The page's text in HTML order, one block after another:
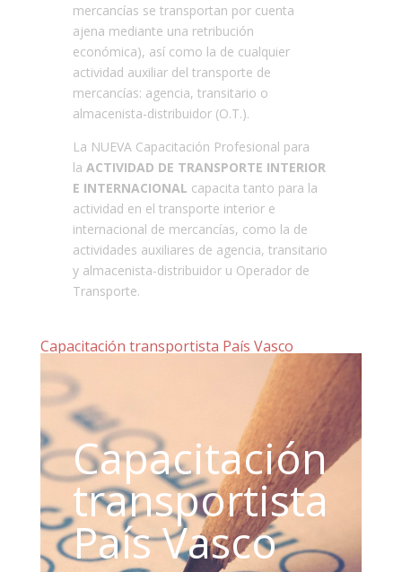
mercancías se transportan por cuenta
ajena mediante una retribución
económica), así como la de cualquier
actividad auxiliar del transporte de
mercancías: agencia, transitario o
almacenista-distribuidor (O.T.).
La NUEVA Capacitación Profesional para
la ACTIVIDAD DE TRANSPORTE INTERIOR
E INTERNACIONAL capacita tanto para la
actividad en el transporte interior e
internacional de mercancías, como la de
actividades auxiliares de agencia, transitario
y almacenista-distribuidor u Operador de
Transporte.
Capacitación transportista País Vasco
Capacitación
transportista
País Vasco